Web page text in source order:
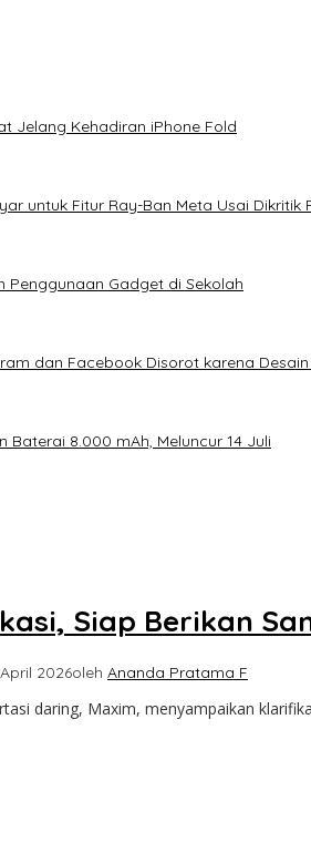
Jelang Kehadiran iPhone Fold
untuk Fitur Ray-Ban Meta Usai Dikritik
Penggunaan Gadget di Sekolah
dan Facebook Disorot karena
Baterai 8.000 mAh, Meluncur 14 Juli
Siap Berikan
2026oleh Ananda Pratama F
daring, Maxim, menyampaikan